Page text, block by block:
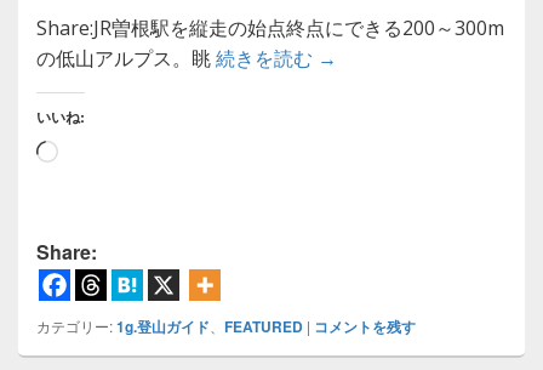
Share:JR曽根駅を縦走の始点終点にできる200～300m
の低山アルプス。眺続きを読む 【登山ガイド】播磨アル
→
いいね:
読
み
中…
Share:
カテゴリー:1g.登山ガイド FEATURED | コメントを残す